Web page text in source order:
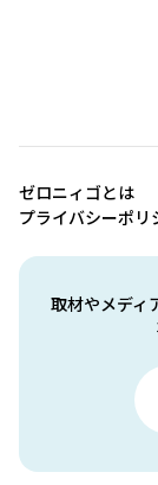
取材やメディ
ゼロニィゴとは
プライバシーポリ